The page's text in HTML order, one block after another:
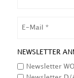
NEWSLETTER
Newsletter